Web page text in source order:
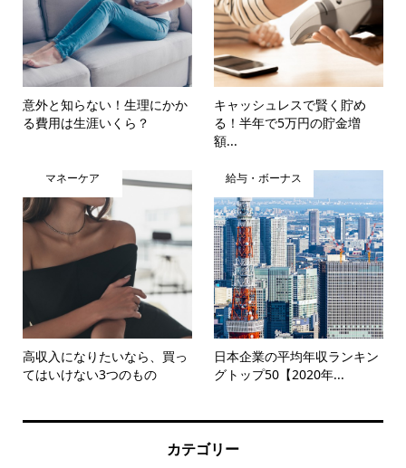
意外と知らない！生理にかか
る費用は生涯いくら？
キャッシュレスで賢く貯め
る！半年で5万円の貯金増
額...
マネーケア
高収入になりたいなら、買っ
てはいけない3つのもの
給与・ボーナス
日本企業の平均年収ランキン
グトップ50【2020年...
カテゴリー